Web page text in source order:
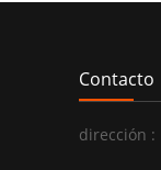
Contacto
dirección :